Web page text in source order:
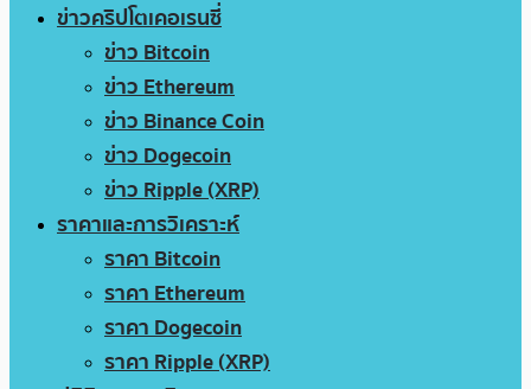
ข่าวคริปโตเคอเรนซี่
ข่าว Bitcoin
ข่าว Ethereum
ข่าว Binance Coin
ข่าว Dogecoin
ข่าว Ripple (XRP)
ราคาและการวิเคราะห์
ราคา Bitcoin
ราคา Ethereum
ราคา Dogecoin
ราคา Ripple (XRP)